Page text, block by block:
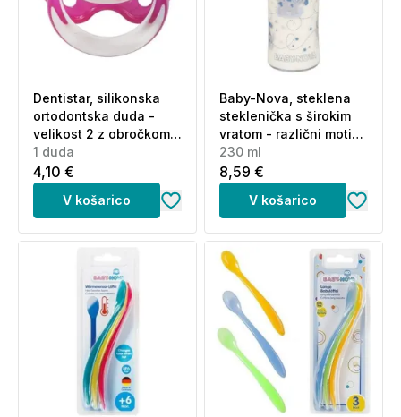
Dentistar, silikonska
ortodontska duda -
velikost 2 z obročkom -
različni motivi (1 duda)
1 duda
4,10 €
V košarico
Baby-Nova, steklena
steklenička s širokim
vratom - različni motivi
(230 ml)
230 ml
8,59 €
V košarico